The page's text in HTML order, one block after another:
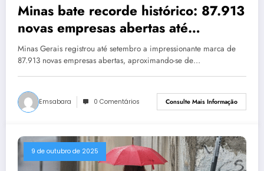
Minas bate recorde histórico: 87.913
novas empresas abertas até
setembro
Minas Gerais registrou até setembro a impressionante marca de
87.913 novas empresas abertas, aproximando-se de…
Emsabara 0 Comentários Consulte Mais Informação
9 de outubro de 2025